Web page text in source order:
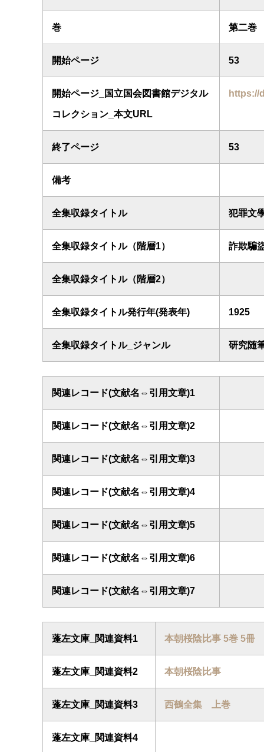
巻 第二巻
開始ページ 53
開始ページ_国立国会図書館デジタル
コレクション_本文URL
https://
終了ページ 53
備考
全集収録タイトル 犯罪文
全集収録タイトル（階層1） 詐欺騙
全集収録タイトル（階層2）
全集収録タイトル発行年(発表年) 1925
全集収録タイトル_ジャンル 研究随
関連レコード(文献名⇔引用文章)1
関連レコード(文献名⇔引用文章)2
関連レコード(文献名⇔引用文章)3
関連レコード(文献名⇔引用文章)4
関連レコード(文献名⇔引用文章)5
関連レコード(文献名⇔引用文章)6
関連レコード(文献名⇔引用文章)7
蓬左文庫_関連資料1 本朝桜陰比事 5巻 5冊
蓬左文庫_関連資料2 本朝桜陰比事
蓬左文庫_関連資料3 西鶴全集 上巻
蓬左文庫_関連資料4